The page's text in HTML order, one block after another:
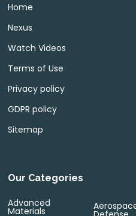
Home
Nexus
Watch Videos
Terms of Use
Privacy policy
GDPR policy
Sitemap
Our Categories
Advanced
Materials